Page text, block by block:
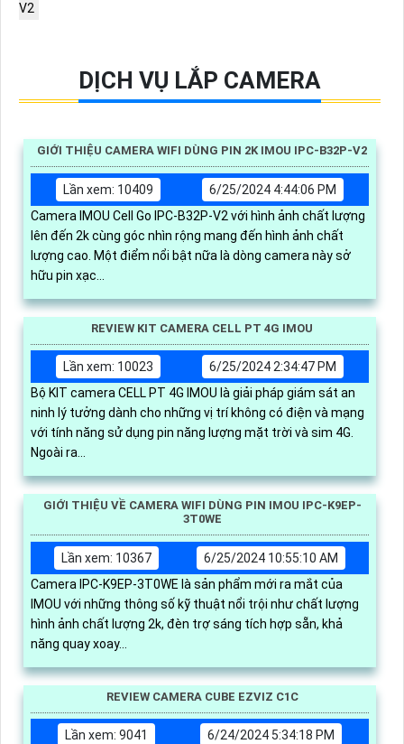
V2
DỊCH VỤ LẮP CAMERA
GIỚI THIỆU CAMERA WIFI DÙNG PIN 2K IMOU IPC-B32P-V2
Lần xem: 10409
6/25/2024 4:44:06 PM
Camera IMOU Cell Go IPC-B32P-V2 với hình ảnh chất lượng
lên đến 2k cùng góc nhìn rộng mang đến hình ảnh chất
lượng cao. Một điểm nổi bật nữa là dòng camera này sở
hữu pin xạc...
REVIEW KIT CAMERA CELL PT 4G IMOU
Lần xem: 10023
6/25/2024 2:34:47 PM
Bộ KIT camera CELL PT 4G IMOU là giải pháp giám sát an
ninh lý tưởng dành cho những vị trí không có điện và mạng
với tính năng sử dụng pin năng lượng mặt trời và sim 4G.
Ngoài ra...
GIỚI THIỆU VỀ CAMERA WIFI DÙNG PIN IMOU IPC-K9EP-
3T0WE
Lần xem: 10367
6/25/2024 10:55:10 AM
Camera IPC-K9EP-3T0WE là sản phẩm mới ra mắt của
IMOU với những thông số kỹ thuật nổi trội như chất lượng
hình ảnh chất lượng 2k, đèn trợ sáng tích hợp sẵn, khả
năng quay xoay...
REVIEW CAMERA CUBE EZVIZ C1C
Lần xem: 9041
6/24/2024 5:34:18 PM